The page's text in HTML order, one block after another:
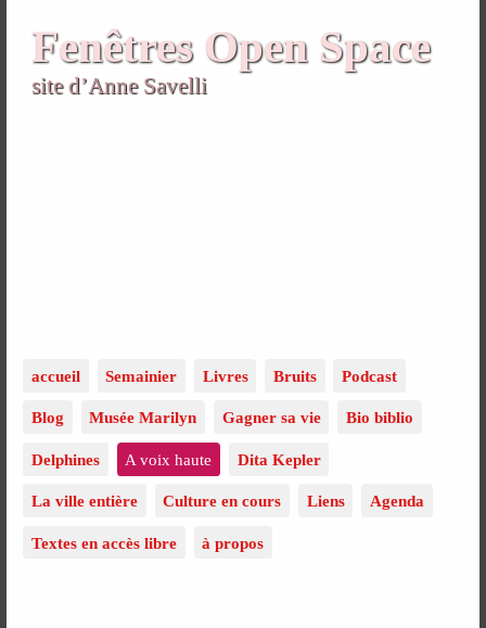
Fenêtres Open Space
site d’Anne Savelli
accueil Semainier Livres Bruits Podcast
Blog Musée Marilyn Gagner sa vie Bio biblio
Delphines A voix haute Dita Kepler
La ville entière Culture en cours Liens Agenda
Textes en accès libre à propos